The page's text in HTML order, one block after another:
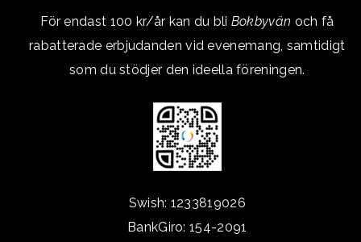
För endast 100 kr/år kan du bli Bokbyvän och få
rabatterade erbjudanden vid evenemang, samtidigt
som du stödjer den ideella föreningen.
Swish: 1233819026
BankGiro: 154-2091